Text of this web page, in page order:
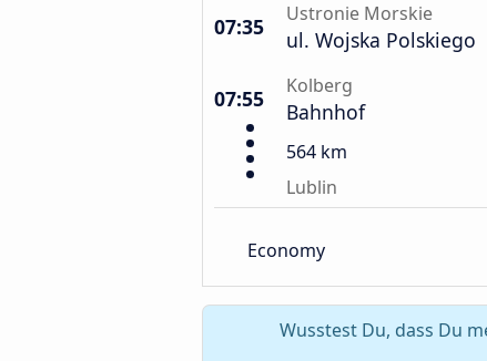
07:35 Ustronie Morskie
ul. Wojska Polskiego
07:55 Kolberg
Bahnhof
564 km
Lublin
Economy
Wusstest Du, dass Du